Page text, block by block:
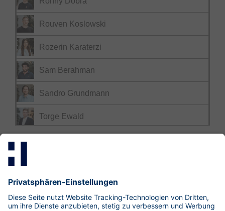
Rouven Koslowski
Rozerin Karaterzi
Sam Berahman
Sandro Grundmann
Torge Ewald
Mastodon